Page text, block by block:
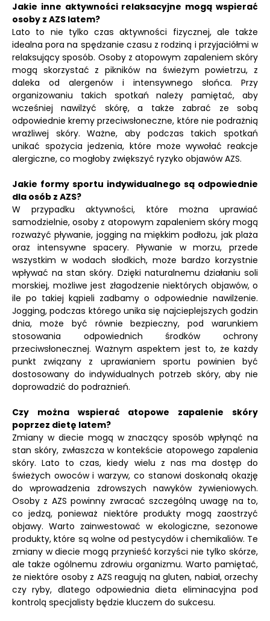
Jakie inne aktywności relaksacyjne mogą wspierać
osoby z AZS latem?
Lato to nie tylko czas aktywności fizycznej, ale także
idealna pora na spędzanie czasu z rodziną i przyjaciółmi w
relaksujący sposób. Osoby z atopowym zapaleniem skóry
mogą skorzystać z pikników na świeżym powietrzu, z
daleka od alergenów i intensywnego słońca. Przy
organizowaniu takich spotkań należy pamiętać, aby
wcześniej nawilżyć skórę, a także zabrać ze sobą
odpowiednie kremy przeciwsłoneczne, które nie podrażnią
wrażliwej skóry. Ważne, aby podczas takich spotkań
unikać spożycia jedzenia, które może wywołać reakcje
alergiczne, co mogłoby zwiększyć ryzyko objawów AZS.
Jakie formy sportu indywidualnego są odpowiednie
dla osób z AZS?
W przypadku aktywności, które można uprawiać
samodzielnie, osoby z atopowym zapaleniem skóry mogą
rozważyć pływanie, jogging na miękkim podłożu, jak plaża
oraz intensywne spacery. Pływanie w morzu, przede
wszystkim w wodach słodkich, może bardzo korzystnie
wpływać na stan skóry. Dzięki naturalnemu działaniu soli
morskiej, możliwe jest złagodzenie niektórych objawów, o
ile po takiej kąpieli zadbamy o odpowiednie nawilżenie.
Jogging, podczas którego unika się najcieplejszych godzin
dnia, może być równie bezpieczny, pod warunkiem
stosowania odpowiednich środków ochrony
przeciwsłonecznej. Ważnym aspektem jest to, że każdy
punkt związany z uprawianiem sportu powinien być
dostosowany do indywidualnych potrzeb skóry, aby nie
doprowadzić do podrażnień.
Czy można wspierać atopowe zapalenie skóry
poprzez dietę latem?
Zmiany w diecie mogą w znaczący sposób wpłynąć na
stan skóry, zwłaszcza w kontekście atopowego zapalenia
skóry. Lato to czas, kiedy wielu z nas ma dostęp do
świeżych owoców i warzyw, co stanowi doskonałą okazję
do wprowadzenia zdrowszych nawyków żywieniowych.
Osoby z AZS powinny zwracać szczególną uwagę na to,
co jedzą, ponieważ niektóre produkty mogą zaostrzyć
objawy. Warto zainwestować w ekologiczne, sezonowe
produkty, które są wolne od pestycydów i chemikaliów. Te
zmiany w diecie mogą przynieść korzyści nie tylko skórze,
ale także ogólnemu zdrowiu organizmu. Warto pamiętać,
że niektóre osoby z AZS reagują na gluten, nabiał, orzechy
czy ryby, dlatego odpowiednia dieta eliminacyjna pod
kontrolą specjalisty będzie kluczem do sukcesu.